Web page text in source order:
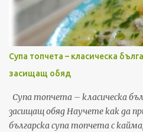
Супа топчета – класическа
засищащ обяд
Супа топчета – класическа
засищащ обяд Научете как да
българска супа топчета с